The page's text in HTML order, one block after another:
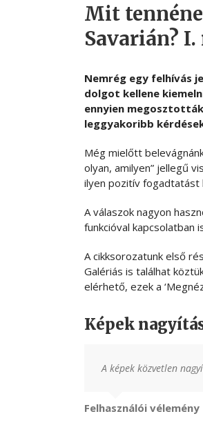
Mit
Savarián? I.
Nemrég egy felhívás
dolgot kellene
ennyien
leggyakoribb
Még mielőtt
olyan, amilyen” jellegű
ilyen pozitív fogadtatást
A válaszok nagyon
funkcióval kapcsolatban
A cikksorozatunk első
Galériás is találhat
elérhető, ezek a
Képek
A képek közvetlen
Felhasználói vélemény